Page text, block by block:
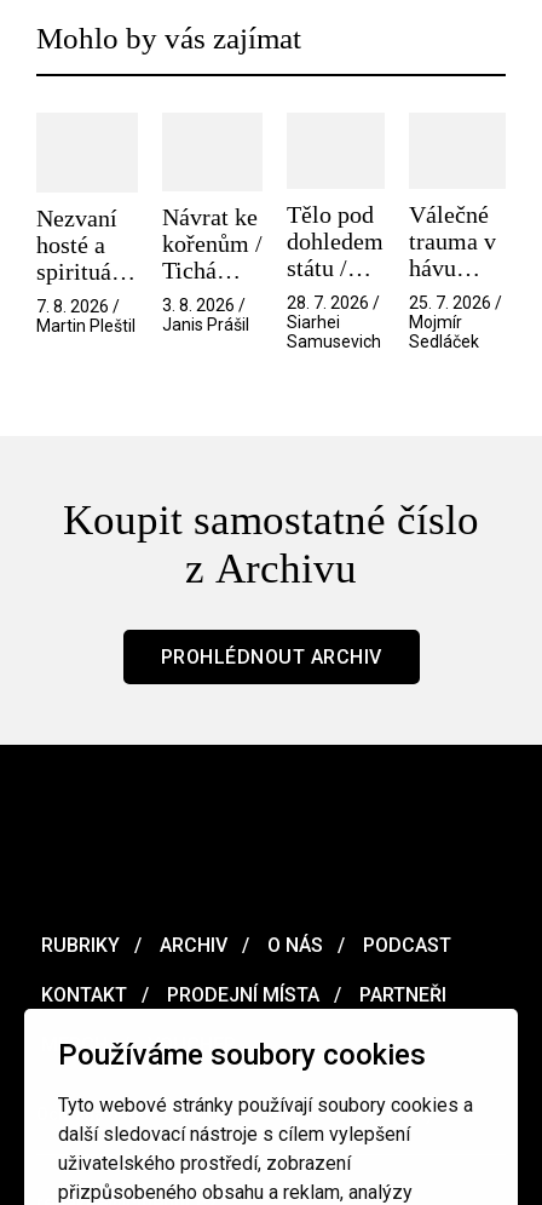
Používáme soubory cookies
Tyto webové stránky používají soubory cookies a
další sledovací nástroje s cílem vylepšení
uživatelského prostředí, zobrazení
přizpůsobeného obsahu a reklam, analýzy
Mohlo by vás zajímat
Nezvaní
hosté a
spirituální
narušitelé
z vesmíru
7. 8. 2026 /
Martin Pleštil
Návrat ke
kořenům /
Tichá
přítelkyně
3. 8. 2026 /
Janis Prášil
Tělo pod
dohledem
státu /
Pramen
28. 7. 2026 /
Siarhei
Samusevich
Válečné
trauma v
hávu
spektáklu
/ Odyssea
25. 7. 2026 /
Mojmír
Sedláček
Koupit samostatné číslo
z Archivu
PROHLÉDNOUT ARCHIV
RUBRIKY ARCHIV O NÁS PODCAST
KONTAKT PRODEJNÍ MÍSTA PARTNEŘI
MERCH VOUCHER
Ochrana osobních údajů / Obchodní podmínky